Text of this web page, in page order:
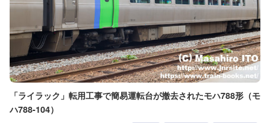
「ライラック」転用工事で簡易運転台が撤去されたモハ788形（モ
ハ788-104）